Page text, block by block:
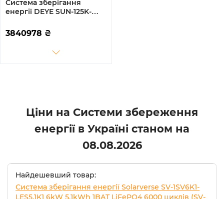
Система зберігання
енергії DEYE SUN-125K-
417.6kWh 1BAT LiFePO4 ≥ 8
000 циклів (SV-3DE125K1-
3840978 ₴
Ціни на Системи збереження
енергії в Україні станом на
08.08.2026
Найдешевший товар:
Система зберігання енергії Solarverse SV-1SV6K1-
LES5.1K1 6kW 5.1kWh 1BAT LiFePO4 6000 циклів (SV-